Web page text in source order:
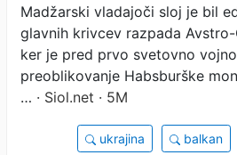
Madžarski vladajoči sloj je bil
glavnih krivcev razpada Avstro-
ker je pred prvo svetovno
preoblikovanje Habsburške
… · Siol.net · 5M
ukrajina balkan